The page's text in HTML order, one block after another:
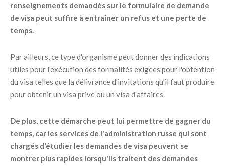
renseignements demandés sur le formulaire de demande
de visa peut suffire à entraîner un refus et une perte de
temps.
Par ailleurs, ce type d'organisme peut donner des indications
utiles pour l'exécution des formalités exigées pour l'obtention
du visa telles que la délivrance d'invitations qu'il faut produire
pour obtenir un visa privé ou un visa d'affaires.
De plus, cette démarche peut lui permettre de gagner du
temps, car les services de l'administration russe qui sont
chargés d'étudier les demandes de visa peuvent se
montrer plus rapides lorsqu'ils traitent des demandes